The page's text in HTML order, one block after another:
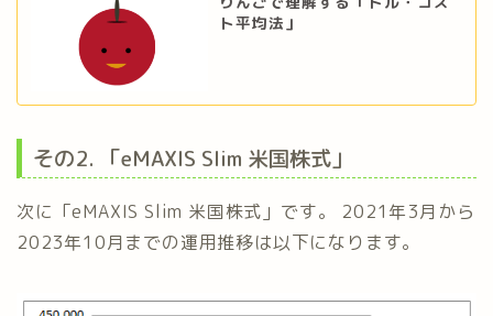
ト平均法」
その2. 「eMAXIS Slim 米国株式」
次に「eMAXIS Slim 米国株式」です。 2021年3月から
2023年10月までの運用推移は以下になります。